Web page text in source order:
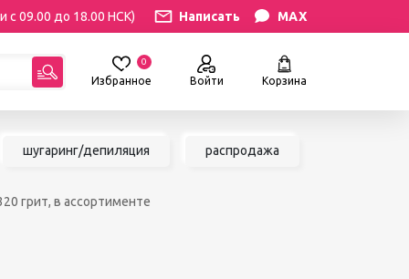
с 09.00 до 18.00 НСК) Написать MAX
Избранное
0
Войти Корзина
шугаринг/депиляция распродажа
грит, в ассортименте